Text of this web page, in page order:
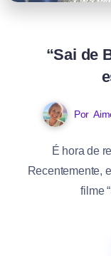
“Sai de
Por
É hora de
Recentemente,
filme